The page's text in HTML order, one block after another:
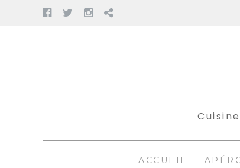
FacebookTwitter
Instagram
Pinterest
ACCUEIL